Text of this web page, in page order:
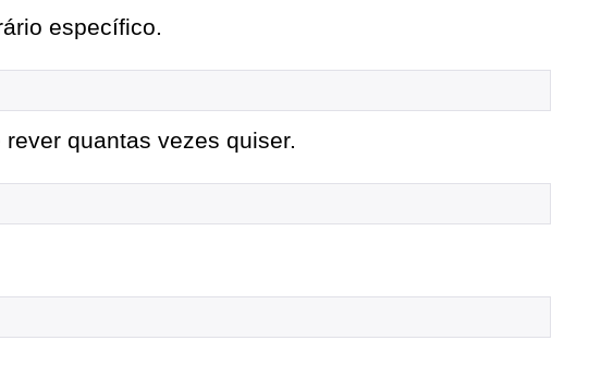
específico.
quantas vezes quiser.